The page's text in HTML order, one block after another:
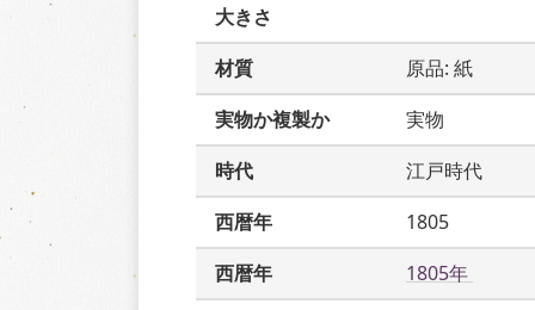
大きさ
材質
原品: 紙
実物か複製か
実物
時代
江戸時代
西暦年
1805
西暦年
1805年